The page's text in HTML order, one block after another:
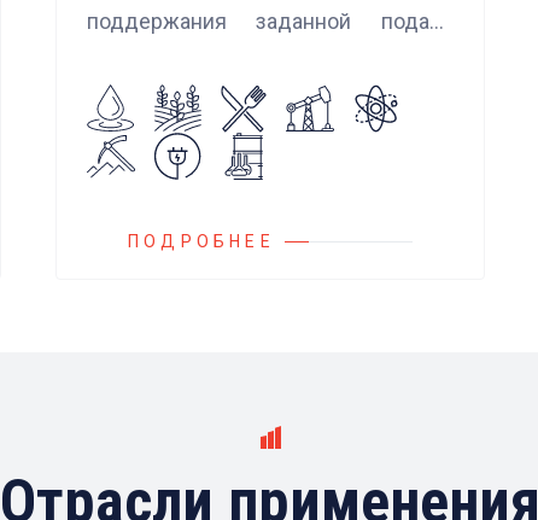
поддержания заданной подачи
встроенных алгоритмов
управления.
Блок управления Ареоматик
российских и иностранных
ПОДРОБНЕЕ
Отрасли применения